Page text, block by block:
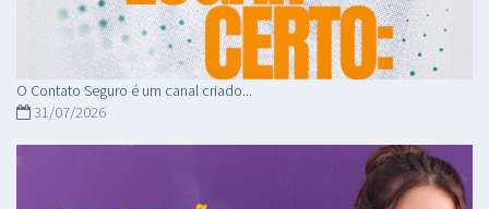
O Contato Seguro é um canal criado...
31/07/2026